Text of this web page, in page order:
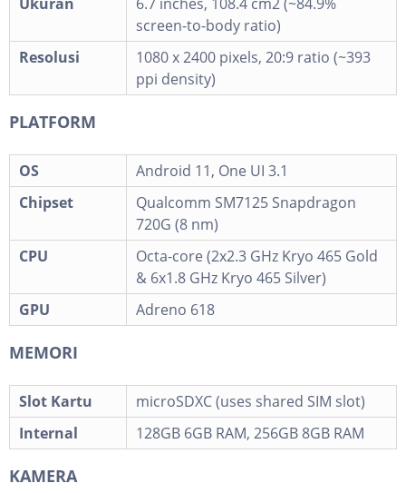
screen-to-body ratio)
Resolusi
1080 x 2400 pixels, 20:9 ratio (~393
ppi density)
PLATFORM
OS
Android 11, One UI 3.1
Chipset
Qualcomm SM7125 Snapdragon
720G (8 nm)
CPU
Octa-core (2x2.3 GHz Kryo 465 Gold
& 6x1.8 GHz Kryo 465 Silver)
GPU
Adreno 618
MEMORI
Slot Kartu
microSDXC (uses shared SIM slot)
Internal
128GB 6GB RAM, 256GB 8GB RAM
KAMERA